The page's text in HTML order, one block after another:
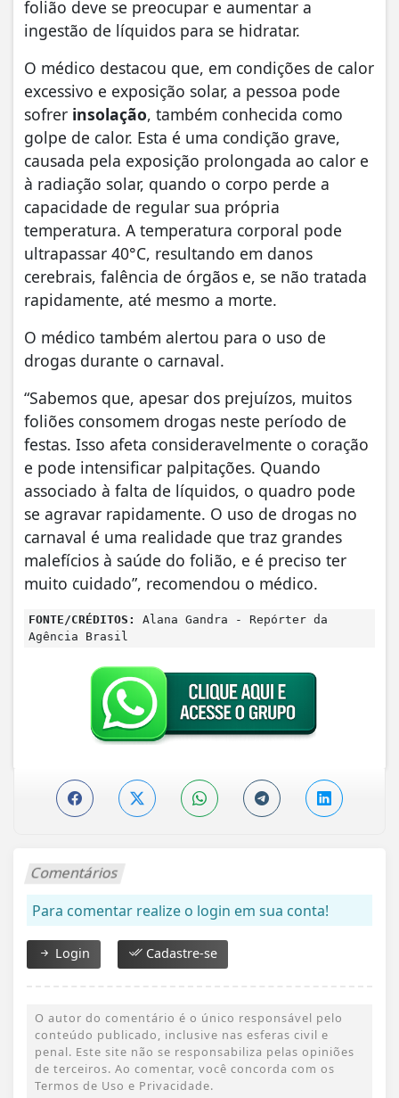
folião deve se preocupar e aumentar a
ingestão de líquidos para se hidratar.
O médico destacou que, em condições de calor
excessivo e exposição solar, a pessoa pode
sofrer insolação, também conhecida como
golpe de calor. Esta é uma condição grave,
causada pela exposição prolongada ao calor e
à radiação solar, quando o corpo perde a
capacidade de regular sua própria
temperatura. A temperatura corporal pode
ultrapassar 40°C, resultando em danos
cerebrais, falência de órgãos e, se não tratada
rapidamente, até mesmo a morte.
O médico também alertou para o uso de
drogas durante o carnaval.
“Sabemos que, apesar dos prejuízos, muitos
foliões consomem drogas neste período de
festas. Isso afeta consideravelmente o coração
e pode intensificar palpitações. Quando
associado à falta de líquidos, o quadro pode
se agravar rapidamente. O uso de drogas no
carnaval é uma realidade que traz grandes
malefícios à saúde do folião, e é preciso ter
muito cuidado”, recomendou o médico.
FONTE/CRÉDITOS:
Alana Gandra - Repórter da
Agência Brasil
Comentários
Para comentar realize o login em sua conta!
Login Cadastre-se
O autor do comentário é o único responsável pelo
conteúdo publicado, inclusive nas esferas civil e
penal. Este site não se responsabiliza pelas opiniões
de terceiros. Ao comentar, você concorda com os
Termos de Uso e Privacidade.